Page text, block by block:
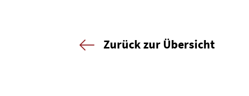
Zurück zur Übersicht